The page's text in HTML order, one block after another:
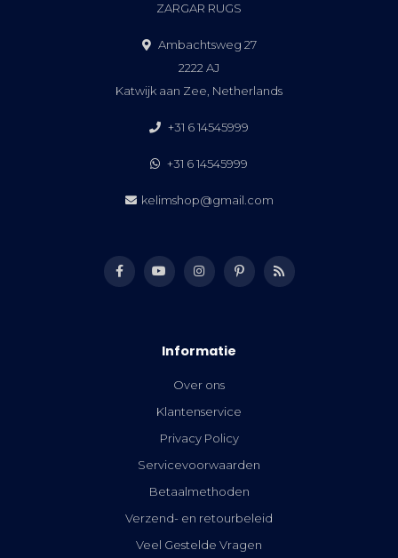
ZARGAR RUGS
Ambachtsweg 27
2222 AJ
Katwijk aan Zee, Netherlands
+31 6 14545999
+31 6 14545999
kelimshop@gmail.com
Informatie
Over ons
Klantenservice
Privacy Policy
Servicevoorwaarden
Betaalmethoden
Verzend- en retourbeleid
Veel Gestelde Vragen